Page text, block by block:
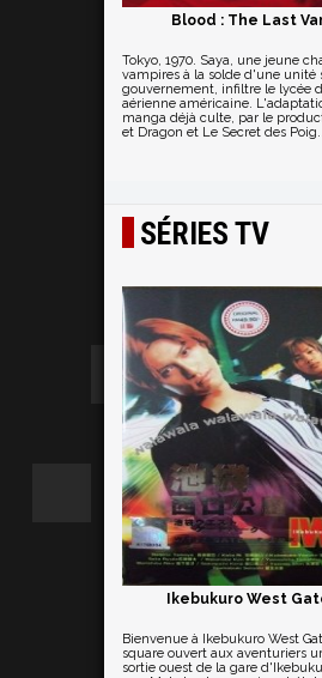
Blood : The Last
Tokyo, 1970. Saya, une jeune
vampires à la solde d'une unité
gouvernement, infiltre le lycée
aérienne américaine.
manga déjà culte, par le
et Dragon et Le Secret des
SÉRIES TV
Ikebukuro West
Bienvenue à Ikebukuro West
square ouvert aux aventuriers
sortie ouest de la gare